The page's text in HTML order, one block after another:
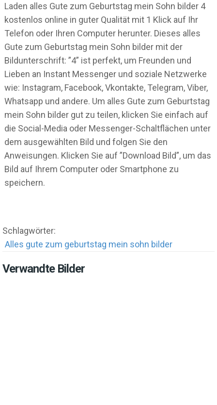
Laden alles Gute zum Geburtstag mein Sohn bilder 4
kostenlos online in guter Qualität mit 1 Klick auf Ihr
Telefon oder Ihren Computer herunter. Dieses alles
Gute zum Geburtstag mein Sohn bilder mit der
Bildunterschrift: ”4” ist perfekt, um Freunden und
Lieben an Instant Messenger und soziale Netzwerke
wie: Instagram, Facebook, Vkontakte, Telegram, Viber,
Whatsapp und andere. Um alles Gute zum Geburtstag
mein Sohn bilder gut zu teilen, klicken Sie einfach auf
die Social-Media oder Messenger-Schaltflächen unter
dem ausgewählten Bild und folgen Sie den
Anweisungen. Klicken Sie auf ”Download Bild”, um das
Bild auf Ihrem Computer oder Smartphone zu
speichern.
Schlagwörter:
Alles gute zum geburtstag mein sohn bilder
Verwandte Bilder